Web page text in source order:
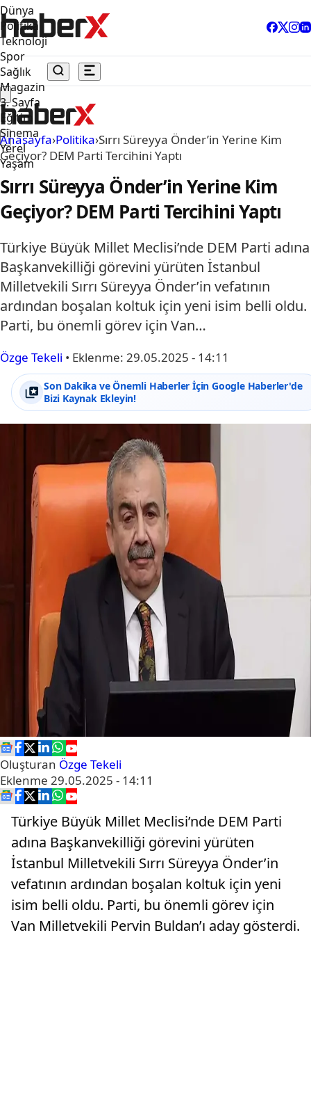
Dünya
Politika
Teknoloji
Spor
Sağlık
Magazin
3. Sayfa
Eğitim
Sinema
Yerel
Yaşam
Anasayfa›Politika›Sırrı Süreyya Önder’in Yerine Kim
Geçiyor? DEM Parti Tercihini Yaptı
Sırrı Süreyya Önder’in Yerine Kim
Geçiyor? DEM Parti Tercihini Yaptı
Türkiye Büyük Millet Meclisi’nde DEM Parti adına
Başkanvekilliği görevini yürüten İstanbul
Milletvekili Sırrı Süreyya Önder’in vefatının
ardından boşalan koltuk için yeni isim belli oldu.
Parti, bu önemli görev için Van…
Özge Tekeli • Eklenme: 29.05.2025 - 14:11
Son Dakika ve Önemli Haberler İçin Google Haberler'de
Bizi Kaynak Ekleyin!
Oluşturan Özge Tekeli
Eklenme 29.05.2025 - 14:11
Türkiye Büyük Millet Meclisi’nde DEM Parti
adına Başkanvekilliği görevini yürüten
İstanbul Milletvekili Sırrı Süreyya Önder’in
vefatının ardından boşalan koltuk için yeni
isim belli oldu. Parti, bu önemli görev için
Van Milletvekili Pervin Buldan’ı aday gösterdi.